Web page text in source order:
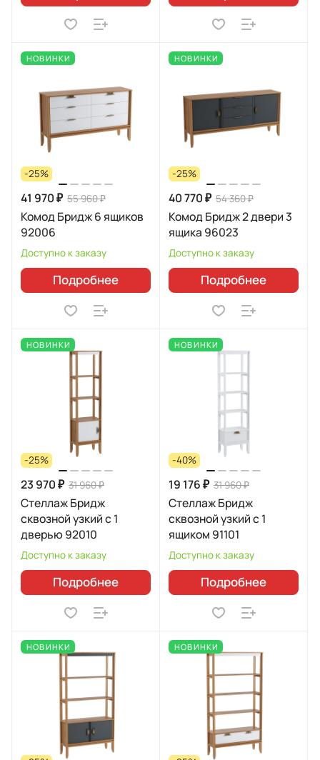
НОВИНКИ
-25%
41 970 ₽ 55 960 ₽
Комод Бридж 6 ящиков
92006
Доступно к заказу
Подробнее
НОВИНКИ
-25%
40 770 ₽ 54 360 ₽
Комод Бридж 2 двери 3
ящика 96023
Доступно к заказу
Подробнее
НОВИНКИ
-25%
23 970 ₽ 31 960 ₽
Стеллаж Бридж
сквозной узкий с 1
дверью 92010
Доступно к заказу
Подробнее
НОВИНКИ
-40%
19 176 ₽ 31 960 ₽
Стеллаж Бридж
сквозной узкий с 1
ящиком 91101
Доступно к заказу
Подробнее
НОВИНКИ НОВИНКИ